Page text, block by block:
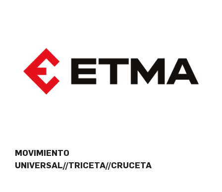
MOVIMIENTO
UNIVERSAL//TRICETA//CRUCETA